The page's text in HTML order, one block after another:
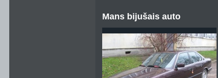
Mans bijušais auto